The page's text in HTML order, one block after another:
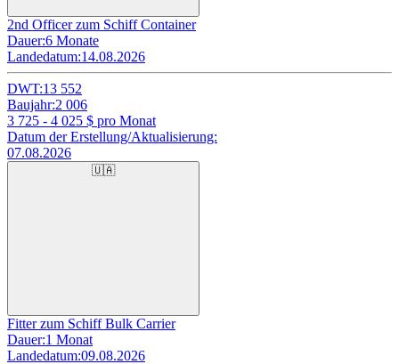
2nd Officer zum Schiff Container
Dauer:6 Monate
Landedatum:14.08.2026
DWT:13 552
Baujahr:2 006
3 725 - 4 025 $ pro Monat
Datum der Erstellung/Aktualisierung:
07.08.2026
🇺🇦
Fitter zum Schiff Bulk Carrier
Dauer:1 Monat
Landedatum:09.08.2026